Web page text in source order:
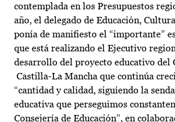
contemplada en los Presupuestos
año, el delegado de Educación,
ponía de manifiesto el “importante”
que está realizando el Ejecutivo
desarrollo del proyecto educativo del
Castilla-La Mancha que continúa
“cantidad y calidad, siguiendo la
educativa que perseguimos
Consejería de Educación”, en